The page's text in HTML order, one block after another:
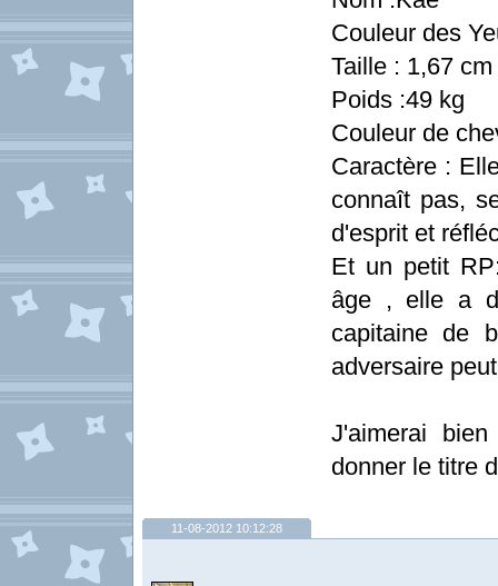
Couleur des
Taille : 1,67 cm
Poids :49 kg
Couleur de
Caractère :
connaît pas,
d'esprit et
Et un petit
âge , elle a
capitaine de
adversaire
J'aimerai
donner le titre
11-08-2012 10:12:28